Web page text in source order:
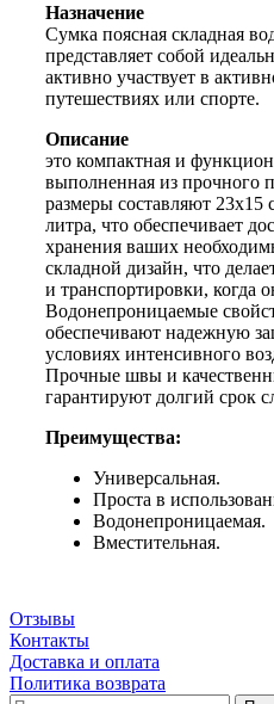
Назначение
Сумка поясная складная
представляет собой
активно участвует в
путешествиях или спорте.
Описание
это компактная и
выполненная из прочного
размеры составляют
литра, что обеспечивает
хранения ваших
складной дизайн, что
и транспортировки, когда
Водонепроницаемые
обеспечивают надежную
условиях интенсивного
Прочные швы и
гарантируют долгий срок
Преимущества:
Универсальная.
Проста в
Водонепроницаемая.
Вместительная.
Отзывы
Контакты
Доставка и оплата
Политика возврата